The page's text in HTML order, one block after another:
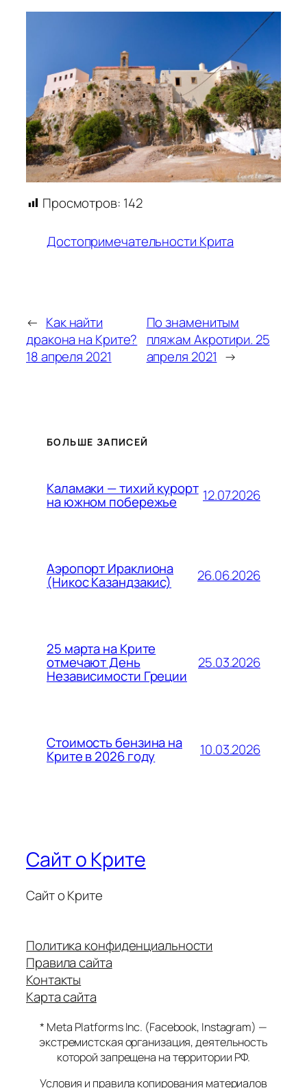
Просмотров: 142
Достопримечательности Крита
← Как найти
дракона на Крите?
18 апреля 2021
По знаменитым
пляжам Акротири. 25
апреля 2021 →
БОЛЬШЕ ЗАПИСЕЙ
Каламаки — тихий курорт
на южном побережье 12.07.2026
Аэропорт Ираклиона
(Никос Казандзакис) 26.06.2026
25 марта на Крите
отмечают День
Независимости Греции
25.03.2026
Стоимость бензина на
Крите в 2026 году 10.03.2026
Сайт о Крите
Сайт о Крите
Политика конфиденциальности
Правила сайта
Контакты
Карта сайта
* Meta Platforms Inc. (Facebook, Instagram) —
экстремистская организация, деятельность
которой запрещена на территории РФ.
Условия и правила копирования материалов